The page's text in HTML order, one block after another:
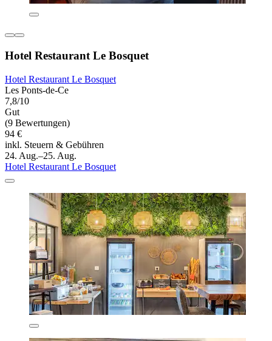
Hotel Restaurant Le Bosquet
Hotel Restaurant Le Bosquet
Les Ponts-de-Ce
7,8/10
Gut
(9 Bewertungen)
94 €
inkl. Steuern & Gebühren
24. Aug.–25. Aug.
Hotel Restaurant Le Bosquet